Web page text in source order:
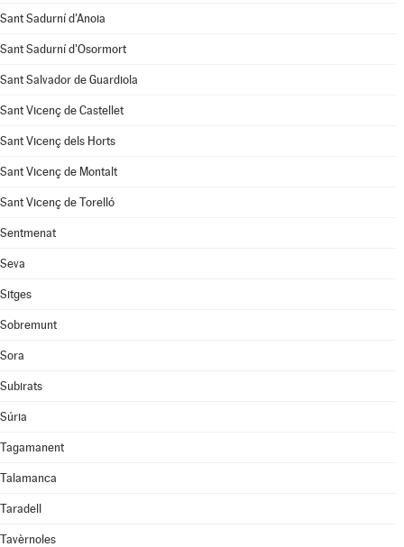
Sant Sadurní d'Anoia
Sant Sadurní d'Osormort
Sant Salvador de Guardiola
Sant Vicenç de Castellet
Sant Vicenç dels Horts
Sant Vicenç de Montalt
Sant Vicenç de Torelló
Sentmenat
Seva
Sitges
Sobremunt
Sora
Subirats
Súria
Tagamanent
Talamanca
Taradell
Tavèrnoles